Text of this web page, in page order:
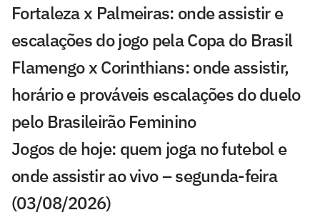
Fortaleza x Palmeiras: onde assistir e
escalações do jogo pela Copa do Brasil
Flamengo x Corinthians: onde assistir,
horário e prováveis escalações do duelo
pelo Brasileirão Feminino
Jogos de hoje: quem joga no futebol e
onde assistir ao vivo – segunda-feira
(03/08/2026)